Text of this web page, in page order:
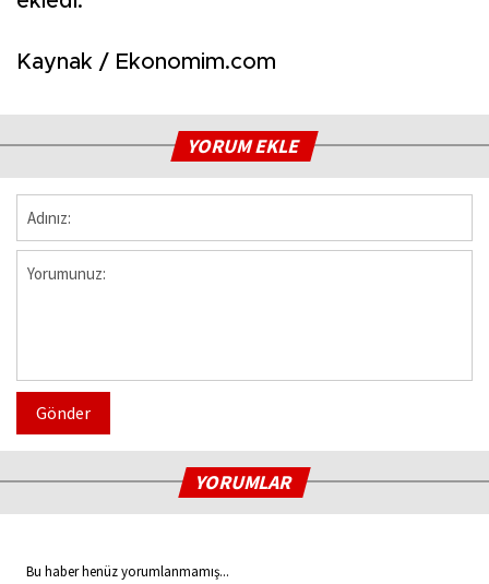
Kaynak / Ekonomim.com
YORUM EKLE
Gönder
YORUMLAR
Bu haber henüz yorumlanmamış...